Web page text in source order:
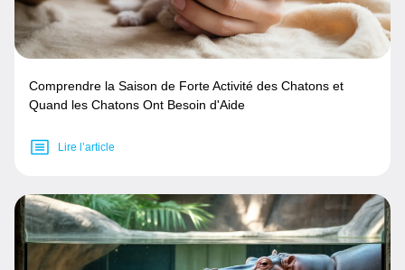
Comprendre la Saison de Forte Activité des Chatons et
Quand les Chatons Ont Besoin d'Aide
Lire l’article